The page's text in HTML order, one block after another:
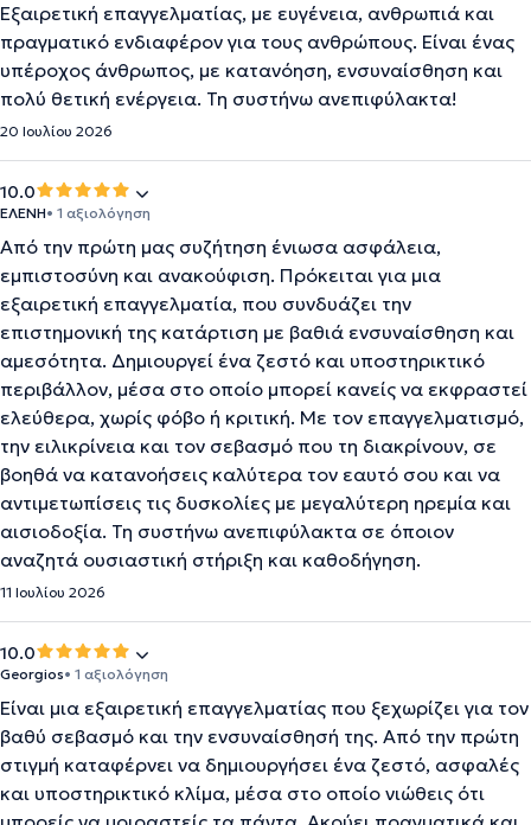
Εξαιρετική επαγγελματίας, με ευγένεια, ανθρωπιά και
πραγματικό ενδιαφέρον για τους ανθρώπους. Είναι ένας
υπέροχος άνθρωπος, με κατανόηση, ενσυναίσθηση και
πολύ θετική ενέργεια. Τη συστήνω ανεπιφύλακτα!
20 Ιουλίου 2026
10.0
ΕΛΕΝΗ• 1 αξιολόγηση
Από την πρώτη μας συζήτηση ένιωσα ασφάλεια,
εμπιστοσύνη και ανακούφιση. Πρόκειται για μια
εξαιρετική επαγγελματία, που συνδυάζει την
επιστημονική της κατάρτιση με βαθιά ενσυναίσθηση και
αμεσότητα. Δημιουργεί ένα ζεστό και υποστηρικτικό
περιβάλλον, μέσα στο οποίο μπορεί κανείς να εκφραστεί
ελεύθερα, χωρίς φόβο ή κριτική. Με τον επαγγελματισμό,
την ειλικρίνεια και τον σεβασμό που τη διακρίνουν, σε
βοηθά να κατανοήσεις καλύτερα τον εαυτό σου και να
αντιμετωπίσεις τις δυσκολίες με μεγαλύτερη ηρεμία και
αισιοδοξία. Τη συστήνω ανεπιφύλακτα σε όποιον
αναζητά ουσιαστική στήριξη και καθοδήγηση.
11 Ιουλίου 2026
10.0
Georgios• 1 αξιολόγηση
Eίναι μια εξαιρετική επαγγελματίας που ξεχωρίζει για τον
βαθύ σεβασμό και την ενσυναίσθησή της. Από την πρώτη
στιγμή καταφέρνει να δημιουργήσει ένα ζεστό, ασφαλές
και υποστηρικτικό κλίμα, μέσα στο οποίο νιώθεις ότι